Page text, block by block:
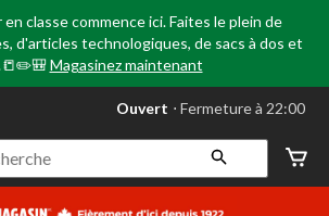
classe commence ici. Faites le plein de
d'articles technologiques, de sacs à dos et
Magasinez maintenant
votre
préféré
Leduc,
AB,
courament
Ouvert ⋅ Fermeture à 22:00